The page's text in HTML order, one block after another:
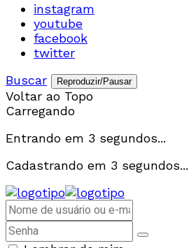
instagram
youtube
facebook
twitter
Buscar
Reproduzir/Pausar
Voltar ao Topo
Carregando
Entrando em 3 segundos...
Cadastrando em 3 segundos...